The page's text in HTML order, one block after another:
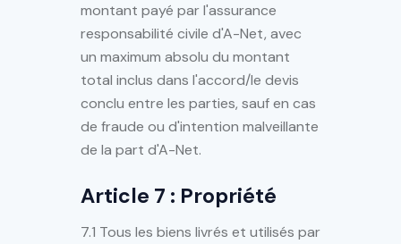
montant payé par l'assurance
responsabilité civile d'A-Net, avec
un maximum absolu du montant
total inclus dans l'accord/le devis
conclu entre les parties, sauf en cas
de fraude ou d'intention malveillante
de la part d'A-Net.
Article 7 : Propriété
7.1 Tous les biens livrés et utilisés par